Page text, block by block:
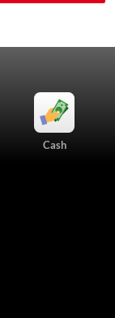
Cash